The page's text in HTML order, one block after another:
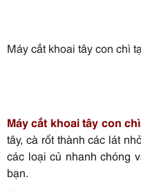
Máy cắt khoai tây con chì
Máy cắt khoai tây con chì
tây, cà rốt thành các lát
các loại củ nhanh chóng
bạn.